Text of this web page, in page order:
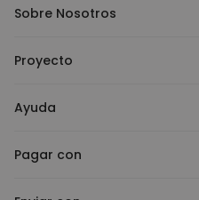
Sobre Nosotros
Proyecto
Ayuda
Pagar con